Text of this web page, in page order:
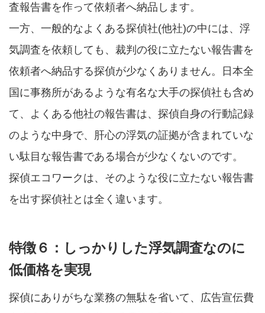
査報告書を作って依頼者へ納品します。
一方、一般的なよくある探偵社(他社)の中には、浮
気調査を依頼しても、裁判の役に立たない報告書を
依頼者へ納品する探偵が少なくありません。日本全
国に事務所があるような有名な大手の探偵社も含め
て、よくある他社の報告書は、探偵自身の行動記録
のような中身で、肝心の浮気の証拠が含まれていな
い駄目な報告書である場合が少なくないのです。
探偵エコワークは、そのような役に立たない報告書
を出す探偵社とは全く違います。
特徴６：しっかりした浮気調査なのに
低価格を実現
探偵にありがちな業務の無駄を省いて、広告宣伝費